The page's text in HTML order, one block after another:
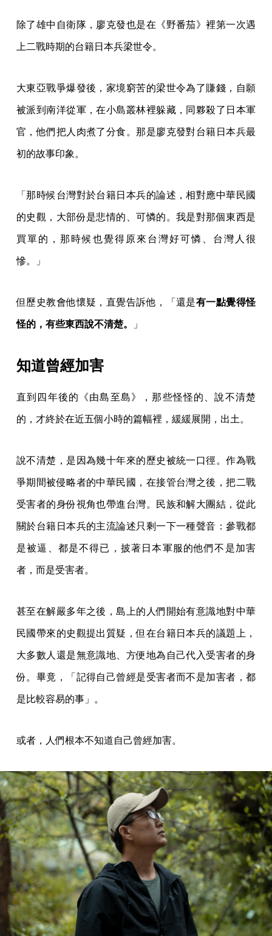
除了雄中自衛隊，廖克發也是在《野番茄》裡第一次遇
上二戰時期的台籍日本兵梁世令。
大東亞戰爭爆發後，家境窮苦的梁世令為了賺錢，自願
被派到南洋從軍，在小島叢林裡躲藏，同夥殺了日本軍
官，他們把人肉煮了分食。那是廖克發對台籍日本兵最
初的故事印象。
「那時候台灣對於台籍日本兵的論述，相對應中華民國
的史觀，大部份是悲情的、可憐的。我是對那個東西是
買單的，那時候也覺得原來台灣好可憐、台灣人很
慘。」
但歷史教會他懷疑，直覺告訴他，「還是有一點覺得怪
怪的，有些東西說不清楚。 」
知道曾經加害
直到四年後的《由島至島》，那些怪怪的、說不清楚
的，才終於在近五個小時的篇幅裡，緩緩展開，出土。
說不清楚，是因為幾十年來的歷史被統一口徑。作為戰
爭期間被侵略者的中華民國，在接管台灣之後，把二戰
受害者的身份視角也帶進台灣。民族和解大團結，從此
關於台籍日本兵的主流論述只剩一下一種聲音：參戰都
是被逼、都是不得已，披著日本軍服的他們不是加害
者，而是受害者。
甚至在解嚴多年之後，島上的人們開始有意識地對中華
民國帶來的史觀提出質疑，但在台籍日本兵的議題上，
大多數人還是無意識地、方便地為自己代入受害者的身
份。畢竟，「記得自己曾經是受害者而不是加害者，都
是比較容易的事」。
或者，人們根本不知道自己曾經加害。